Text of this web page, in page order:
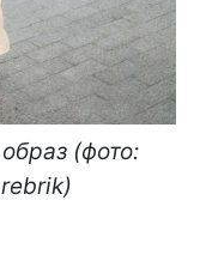
(фото: